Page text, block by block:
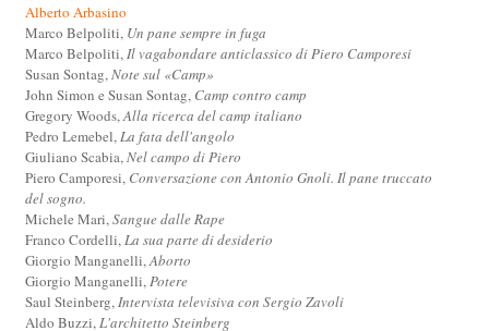
Alberto Arbasino
Marco Belpoliti, Un pane sempre in fuga
Marco Belpoliti,Il vagabondare anticlassico di Piero Camporesi
Susan Sontag,Note sul «Camp»
John Simon e Susan Sontag, Camp contro camp
Gregory Woods,Alla ricerca del camp italiano
Pedro Lemebel,La fata dell'angolo
Giuliano Scabia,Nel campo di Piero
Piero Camporesi, Conversazione con Antonio Gnoli. Il pane truccato
del sogno.
Michele Mari,Sangue dalle Rape
Franco Cordelli,La sua parte di desiderio
Giorgio Manganelli,Aborto
Giorgio Manganelli,Potere
Saul Steinberg,Intervista televisiva con Sergio Zavoli
Aldo Buzzi,L'architetto Steinberg